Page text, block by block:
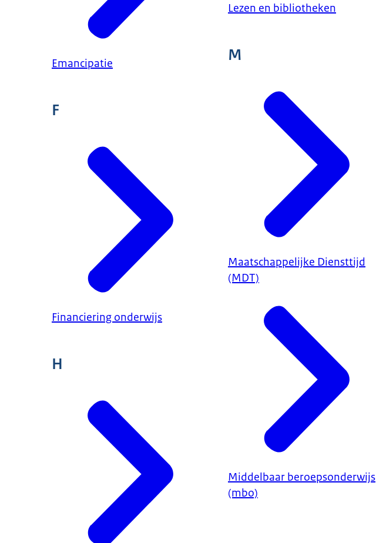
Emancipatie
F
Financiering onderwijs
H
Lezen en bibliotheken
M
Maatschappelijke Diensttijd
(MDT)
Middelbaar beroepsonderwijs
(mbo)